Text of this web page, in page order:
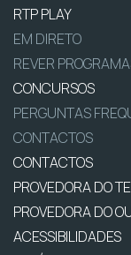
RTP PLAY
EM DIRETO
REVER
CONCURSOS
PERGUNTAS
CONTACTOS
CONTACTOS
PROVEDORA DO
PROVEDORA DO
ACESSIBILIDADES